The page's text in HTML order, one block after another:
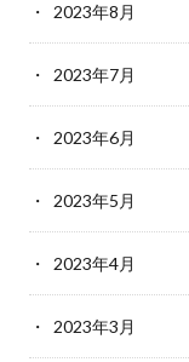
2023年8月
2023年7月
2023年6月
2023年5月
2023年4月
2023年3月